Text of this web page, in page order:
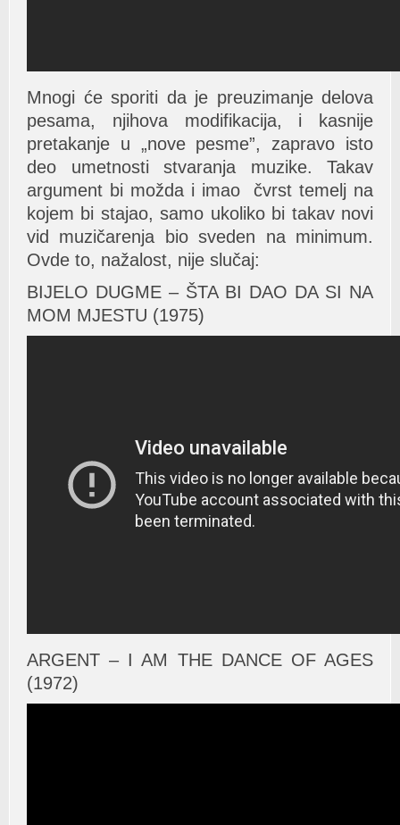
Mnogi će sporiti da je preuzimanje delova
pesama, njihova modifikacija, i kasnije
pretakanje u „nove pesme”, zapravo isto
deo umetnosti stvaranja muzike. Takav
argument bi možda i imao čvrst temelj na
kojem bi stajao, samo ukoliko bi takav novi
vid muzičarenja bio sveden na minimum.
Ovde to, nažalost, nije slučaj:
BIJELO DUGME – ŠTA BI DAO DA SI NA
MOM MJESTU (1975)
ARGENT – I AM THE DANCE OF AGES
(1972)